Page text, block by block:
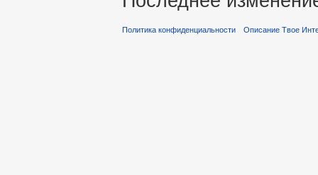
Политика конфиденциальности Описание Твое